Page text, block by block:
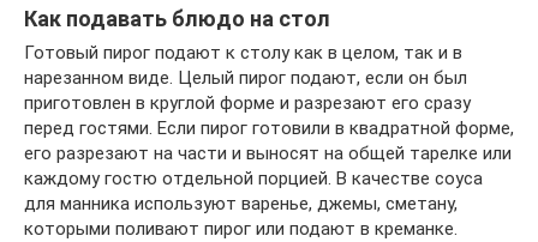
Как подавать блюдо на стол
Готовый пирог подают к столу как в целом, так и в
нарезанном виде. Целый пирог подают, если он был
приготовлен в круглой форме и разрезают его сразу
перед гостями. Если пирог готовили в квадратной форме,
его разрезают на части и выносят на общей тарелке или
каждому гостю отдельной порцией. В качестве соуса
для манника используют варенье, джемы, сметану,
которыми поливают пирог или подают в креманке.